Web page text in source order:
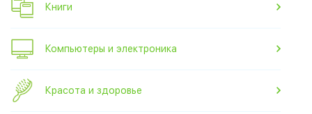
Книги
Компьютеры и электроника
Красота и здоровье